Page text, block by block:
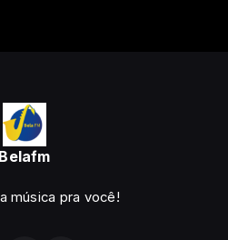
Belafm
música pra você!